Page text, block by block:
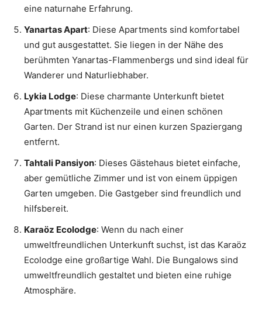
eine naturnahe Erfahrung.
Yanartas Apart: Diese Apartments sind komfortabel
und gut ausgestattet. Sie liegen in der Nähe des
berühmten Yanartas-Flammenbergs und sind ideal für
Wanderer und Naturliebhaber.
Lykia Lodge: Diese charmante Unterkunft bietet
Apartments mit Küchenzeile und einen schönen
Garten. Der Strand ist nur einen kurzen Spaziergang
entfernt.
Tahtali Pansiyon: Dieses Gästehaus bietet einfache,
aber gemütliche Zimmer und ist von einem üppigen
Garten umgeben. Die Gastgeber sind freundlich und
hilfsbereit.
Karaöz Ecolodge: Wenn du nach einer
umweltfreundlichen Unterkunft suchst, ist das Karaöz
Ecolodge eine großartige Wahl. Die Bungalows sind
umweltfreundlich gestaltet und bieten eine ruhige
Atmosphäre.